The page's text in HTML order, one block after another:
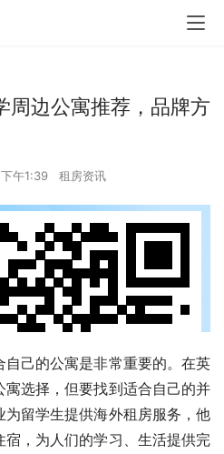
周边公寓推荐，品牌方
午1:39 租房资讯
己的公寓是非常重要的。在英
选择，但要找到适合自己的并
留学生提供海外租房服务，他
，为人们的学习、生活提供完